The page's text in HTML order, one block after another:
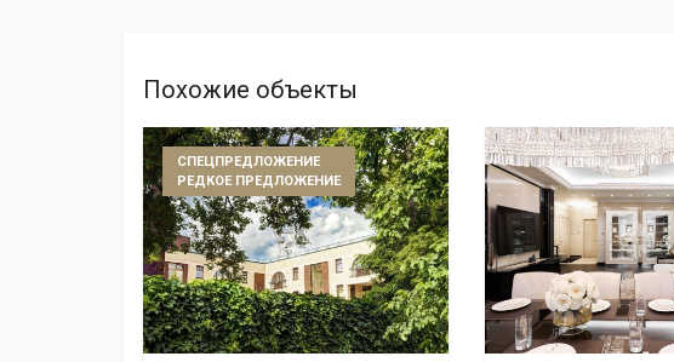
Похожие объекты
СПЕЦПРЕДЛОЖЕНИЕ
РЕДКОЕ ПРЕДЛОЖЕНИЕ